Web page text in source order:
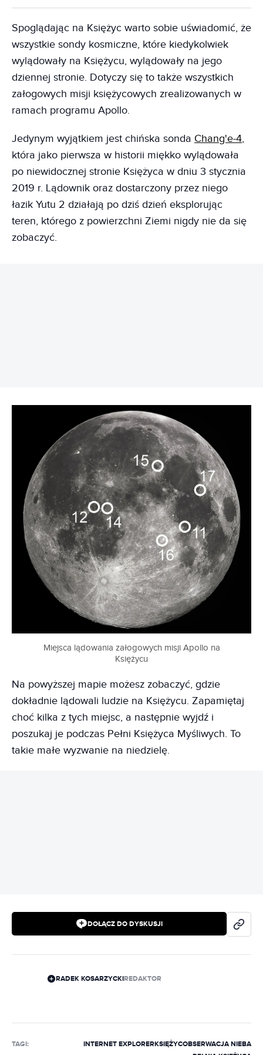
Spoglądając na Księżyc warto sobie uświadomić, że
wszystkie sondy kosmiczne, które kiedykolwiek
wylądowały na Księżycu, wylądowały na jego
dziennej stronie. Dotyczy się to także wszystkich
załogowych misji księżycowych zrealizowanych w
ramach programu Apollo.
Jedynym wyjątkiem jest chińska sonda Chang'e-4,
która jako pierwsza w historii miękko wylądowała
po niewidocznej stronie Księżyca w dniu 3 stycznia
2019 r. Lądownik oraz dostarczony przez niego
łazik Yutu 2 działają po dziś dzień eksplorując
teren, którego z powierzchni Ziemi nigdy nie da się
zobaczyć.
Miejsca lądowania załogowych misji Apollo na
Księżycu
Na powyższej mapie możesz zobaczyć, gdzie
dokładnie lądowali ludzie na Księżycu. Zapamiętaj
choć kilka z tych miejsc, a następnie wyjdź i
poszukaj je podczas Pełni Księżyca Myśliwych. To
takie małe wyzwanie na niedzielę.
DOŁĄCZ DO DYSKUSJI
RADEK KOSARZYCKIREDAKTOR
TAGI: INTERNET EXPLORERKSIĘŻYCOBSERWACJA NIEBA